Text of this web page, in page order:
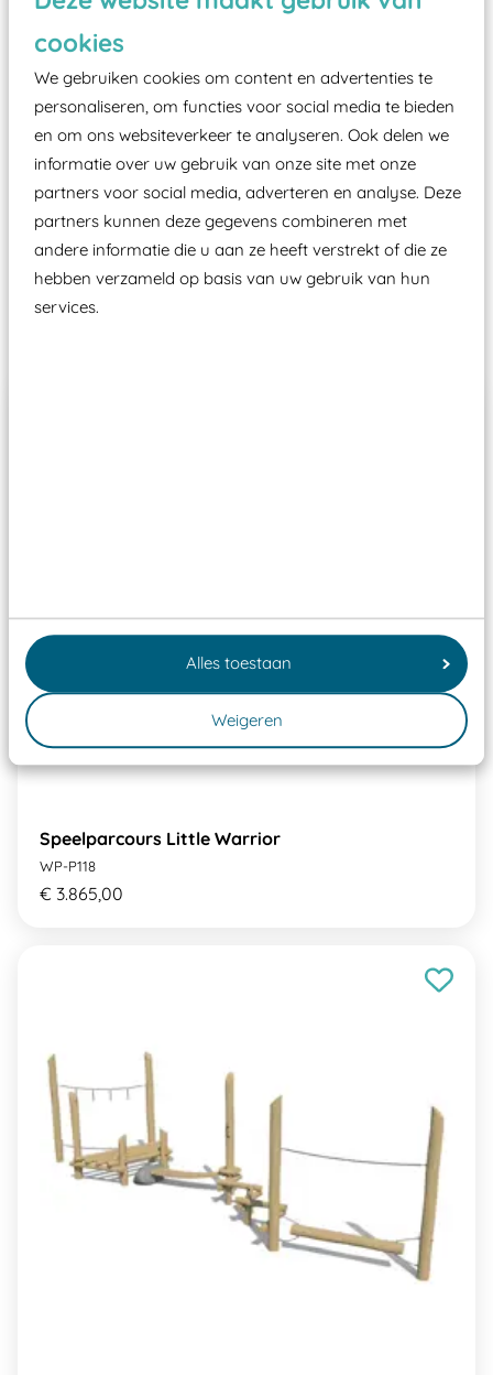
cookies
We gebruiken cookies om content en advertenties te
personaliseren, om functies voor social media te bieden
en om ons websiteverkeer te analyseren. Ook delen we
informatie over uw gebruik van onze site met onze
partners voor social media, adverteren en analyse. Deze
partners kunnen deze gegevens combineren met
andere informatie die u aan ze heeft verstrekt of die ze
hebben verzameld op basis van uw gebruik van hun
services.
Alles toestaan
Weigeren
zoals kunstgras, rubber tegels of boomschors?
Elk speeltoestel in de openbare ruimte voorzien
moet zijn van een typekeuring, -plaatje en
certificering, uitgegeven door een Nederlands
aangewezen keuringsinstantie?
Wij ook speeltoestellen kunnen laten keuren zodat
ze toch binnen het Warenwetbesluit Attractie- en
Speeltoestellen vallen?
Speelparcours Little Warrior
WP-P118
€ 3.865,00